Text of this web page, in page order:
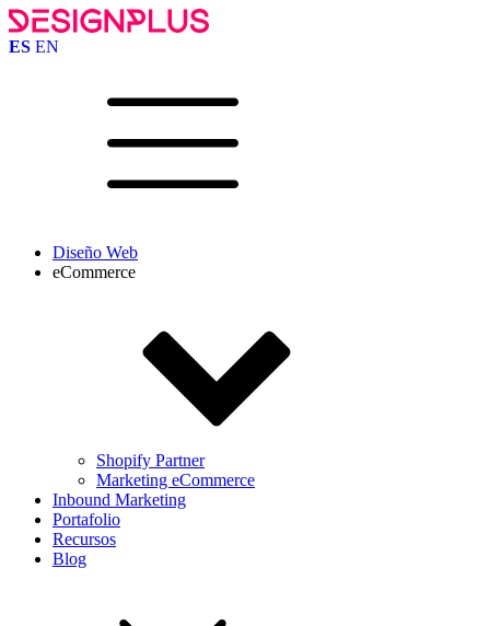
ES EN
Diseño Web
eCommerce
Shopify Partner
Marketing eCommerce
Inbound Marketing
Portafolio
Recursos
Blog